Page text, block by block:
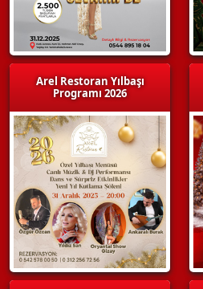
Arel Restoran Yılbaşı
Programı 2026